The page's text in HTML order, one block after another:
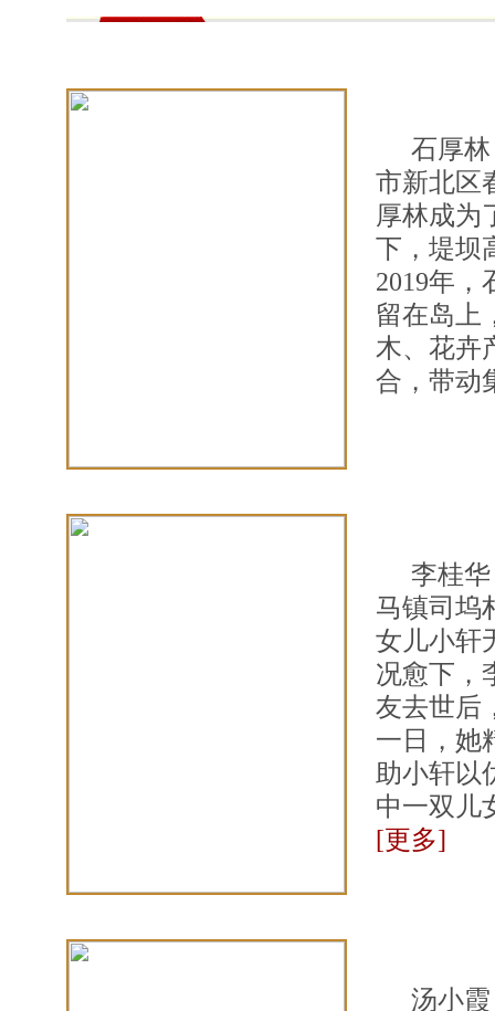
石厚
市新北区
厚林成为
下，堤坝
2019年
留在岛上
木、花卉
合，带动
李桂
马镇司坞
女儿小轩
况愈下，
友去世后
一日，她
助小轩以
中一双儿
[更多]
汤小